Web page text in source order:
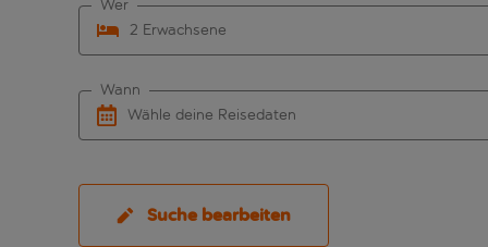
2 Erwachsene
Wer
Wähle deine Reisedaten
Wann
Suche bearbeiten